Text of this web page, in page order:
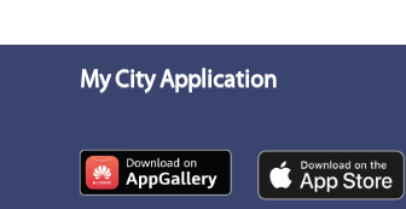
My City Application